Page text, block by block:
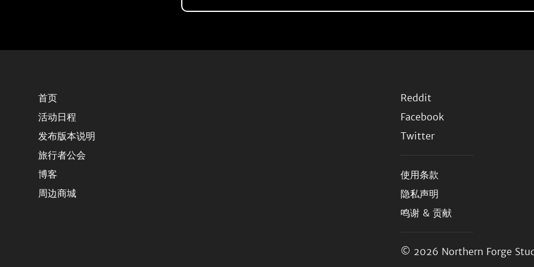
首页
活动日程
发布版本说明
旅行者公会
博客
周边商城
Reddit
Facebook
Twitter
使用条款
隐私声明
鸣谢 & 贡献
© 2026 Northern Forge